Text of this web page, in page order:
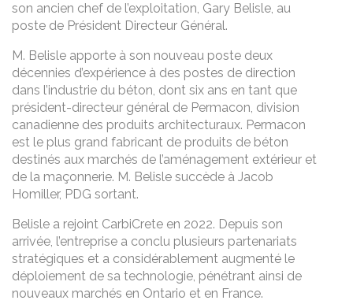
son ancien chef de l’exploitation, Gary Belisle, au
poste de Président Directeur Général.
M. Belisle apporte à son nouveau poste deux
décennies d’expérience à des postes de direction
dans l’industrie du béton, dont six ans en tant que
président-directeur général de Permacon, division
canadienne des produits architecturaux. Permacon
est le plus grand fabricant de produits de béton
destinés aux marchés de l’aménagement extérieur et
de la maçonnerie. M. Belisle succède à Jacob
Homiller, PDG sortant.
Belisle a rejoint CarbiCrete en 2022. Depuis son
arrivée, l’entreprise a conclu plusieurs partenariats
stratégiques et a considérablement augmenté le
déploiement de sa technologie, pénétrant ainsi de
nouveaux marchés en Ontario et en France.